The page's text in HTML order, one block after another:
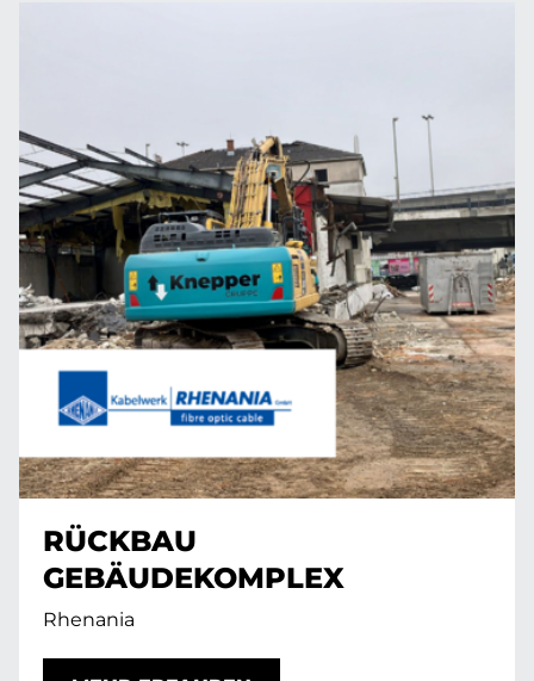
RÜCKBAU
GEBÄUDEKOMPLEX
Rhenania